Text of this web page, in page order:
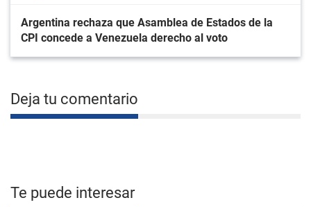
Argentina rechaza que Asamblea de Estados de la
CPI concede a Venezuela derecho al voto
Deja tu comentario
Te puede interesar